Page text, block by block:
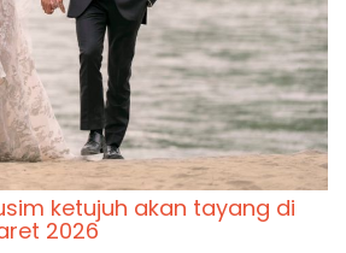
ketujuh akan tayang di
2026